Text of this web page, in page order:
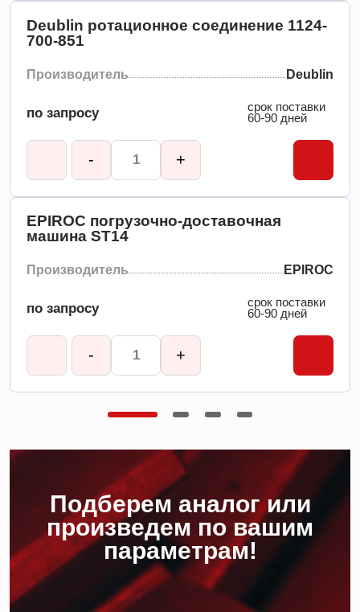
Deublin ротационное соединение 1124-
700-851
Производитель Deublin
по запросу
срок поставки
60-90 дней
- +
EPIROC погрузочно-доставочная
машина ST14
Производитель EPIROC
по запросу
срок поставки
60-90 дней
- +
Подберем аналог или
произведем по вашим
параметрам!